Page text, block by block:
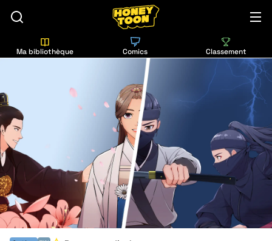
Ma bibliothèque Comics Classement